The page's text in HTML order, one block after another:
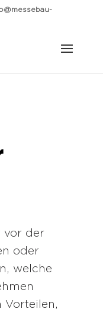
vor der
oder
welche
Vorteilen,